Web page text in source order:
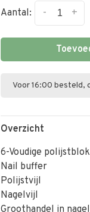
Aantal: +
-
Voor 16:00 besteld,
Overzicht
6-Voudige
Nail buffer
Polijstvijl
Nagelvijl
Groothandel in